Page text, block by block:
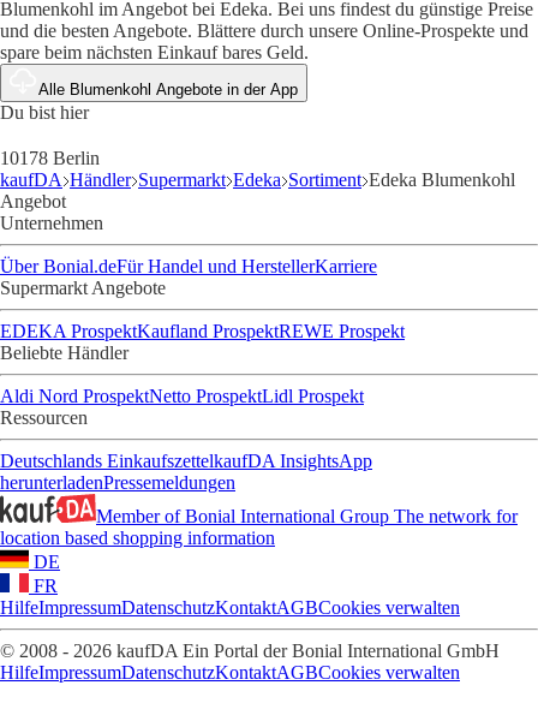
Blumenkohl im Angebot bei Edeka. Bei uns findest du günstige Preise
und die besten Angebote. Blättere durch unsere Online-Prospekte und
spare beim nächsten Einkauf bares Geld.
Alle Blumenkohl Angebote in der App
Du bist hier
10178 Berlin
kaufDA Händler Supermarkt Edeka Sortiment Edeka Blumenkohl
Angebot
Unternehmen
Über Bonial.deFür Handel und HerstellerKarriere
Supermarkt Angebote
EDEKA ProspektKaufland ProspektREWE Prospekt
Beliebte Händler
Aldi Nord ProspektNetto ProspektLidl Prospekt
Ressourcen
Deutschlands EinkaufszettelkaufDA InsightsApp
herunterladenPressemeldungen
Member of Bonial International Group The network for
location based shopping information
DE
FR
HilfeImpressumDatenschutzKontaktAGBCookies verwalten
© 2008 - 2026 kaufDA Ein Portal der Bonial International GmbH
HilfeImpressumDatenschutzKontaktAGBCookies verwalten